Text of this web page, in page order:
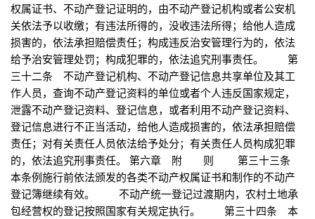
权属证书、不动产登记证明的，由不动产登记机构或者公安机
关依法予以收缴；有违法所得的，没收违法所得；给他人造成
损害的，依法承担赔偿责任；构成违反治安管理行为的，依法
给予治安管理处罚；构成犯罪的，依法追究刑事责任。 第
三十二条 不动产登记机构、不动产登记信息共享单位及其工
作人员，查询不动产登记资料的单位或者个人违反国家规定，
泄露不动产登记资料、登记信息，或者利用不动产登记资料、
登记信息进行不正当活动，给他人造成损害的，依法承担赔偿
责任；对有关责任人员依法给予处分；有关责任人员构成犯罪
的，依法追究刑事责任。 第六章 附 则 第三十三条
本条例施行前依法颁发的各类不动产权属证书和制作的不动产
登记簿继续有效。 不动产统一登记过渡期内，农村土地承
包经营权的登记按照国家有关规定执行。 第三十四条 本